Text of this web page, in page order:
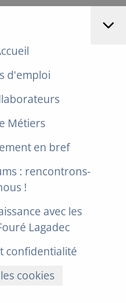
d'emploi
Métiers
en bref
: rencontrons-
!
avec les
Lagadec
confidentialité
cookies